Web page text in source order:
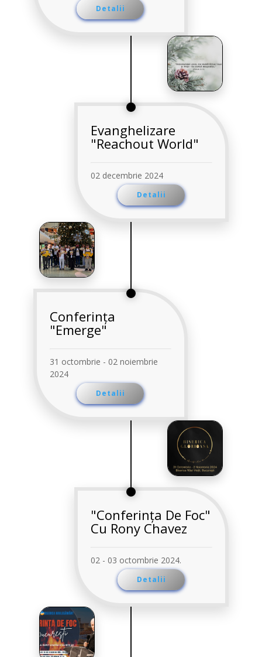
Detalii
Evanghelizare
"Reachout World"
02 decembrie 2024
Detalii
Conferința
"Emerge"
31 octombrie - 02 noiembrie
2024
Detalii
"Conferința De Foc"
Cu Rony Chavez
02 - 03 octombrie 2024.
Detalii